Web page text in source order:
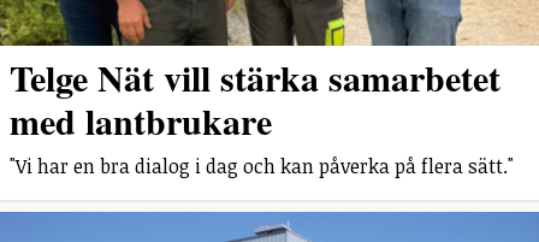
Telge Nät vill stärka samarbetet
med lantbrukare
"Vi har en bra dialog i dag och kan påverka på flera sätt."